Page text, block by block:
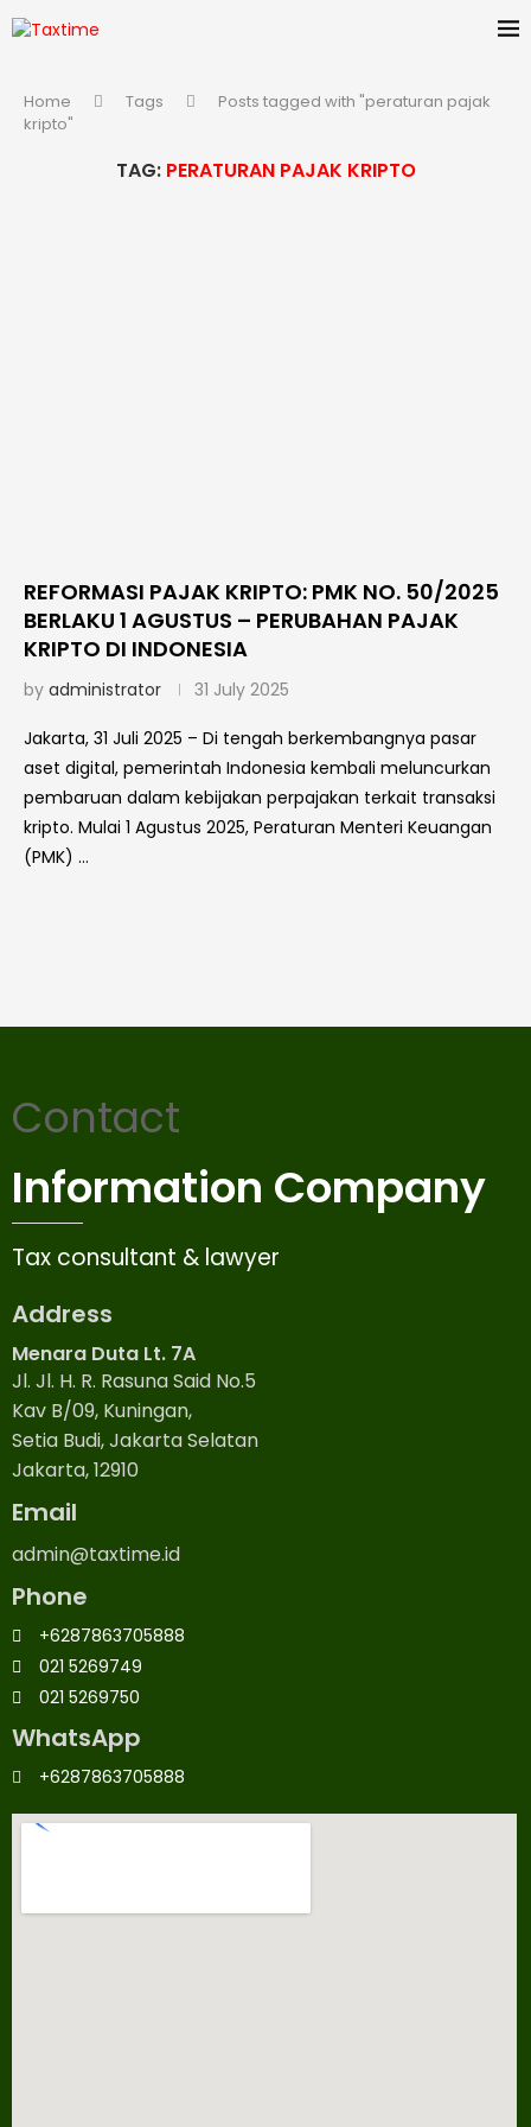
Home Tags
Posts tagged with "peraturan pajak
kripto"
TAG: PERATURAN PAJAK KRIPTO
REFORMASI PAJAK KRIPTO: PMK NO. 50/2025
BERLAKU 1 AGUSTUS – PERUBAHAN PAJAK
KRIPTO DI INDONESIA
by administrator 31 July 2025
Jakarta, 31 Juli 2025 – Di tengah berkembangnya pasar
aset digital, pemerintah Indonesia kembali meluncurkan
pembaruan dalam kebijakan perpajakan terkait transaksi
kripto. Mulai 1 Agustus 2025, Peraturan Menteri Keuangan
(PMK) …
Contact
Information Company
Tax consultant & lawyer
Address
Menara Duta Lt. 7A
Jl. Jl. H. R. Rasuna Said No.5
Kav B/09, Kuningan,
Setia Budi, Jakarta Selatan
Jakarta, 12910
Email
admin@taxtime.id
Phone
+6287863705888
021 5269749
021 5269750
WhatsApp
+6287863705888